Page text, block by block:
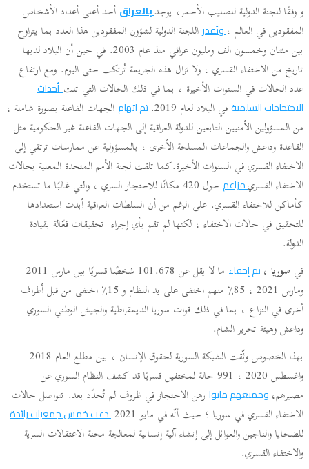
و وفقًا للجنة الدولية للصليب الأحمر، يوجدبالعراق أحد أعلى أعداد الأشخاص
المفقودين في العالم ،وتُقدراللجنة الدولية لشؤون المفقودين هذا العدد بما يتراوح
بين مئتان وخمسون الف ومليون عراقي منذ عام 2003. في حين أن البلاد لديها
تاريخ من الاختفاء القسري ، ولا تزال هذه الجريمة تُرتكب حتى اليوم. ومع ارتفاع
عدد الحالات في السنوات الأخيرة ، بما في ذلك الحالات التي تلتأحداث
الاحتجاجات السلميةفي البلاد لعام 2019. تم اتهام الجهات الفاعلة بصورة شاملة ،
من المسؤولين الأمنيين التابعين للدولة العراقية إلى الجهات الفاعلة غير الحكومية مثل
القاعدة وداعش والجماعات المسلحة الأخرى ، بالمسؤولية عن ممارسات ترتقي إلى
الاختفاء القسري في السنوات الأخيرة.كما تلقت لجنة الأمم المتحدة المعنية بحالات
الاختفاء القسريمزاعم
حول 420 مكانًا للاحتجاز السري ، والتي غالبًا ما تستخدم
كأماكن للاختفاء القسري. على الرغم من أن السلطات العراقية أبدت استعدادها
للتحقيق في حالات الاختفاء ، لكنها لم تقم بأي إجراء تحقيقات فعّالة بقيادة
الدولة.
في سوريا ،تم إخفاء
ما لا يقل عن 101.678 شخصًا قسريًا بين مارس 2011
ومارس 2021 ، 85٪ منهم اختفى على يد النظام و 15٪ اختفى من قبل أطراف
أخرى في النزاع ، بما في ذلك قوات سوريا الديمقراطية والجيش الوطني السوري
وداعش وهيئة تحرير الشام.
بهذا الخصوص وثّقت الشبكة السورية لحقوق الإنسان ، بين مطلع العام 2018
واغسطس 2020 ، 991 حالة لمختفين قسريًا قد كشف النظام السوري عن
مصيرهم،وجميعهم ماتوا رهن الاحتجاز في ظروف لم تُحدّد بعد. تتواصل حالات
الاختفاء القسري في سوريا ؛ حيث أنّه في مايو 2021
دعت خمس جمعيات رائدة
للضحايا والناجين والعوائل إلى إنشاء آلية إنسانية لمعالجة محنة الاعتقالات السرية
والاختفاء القسري.